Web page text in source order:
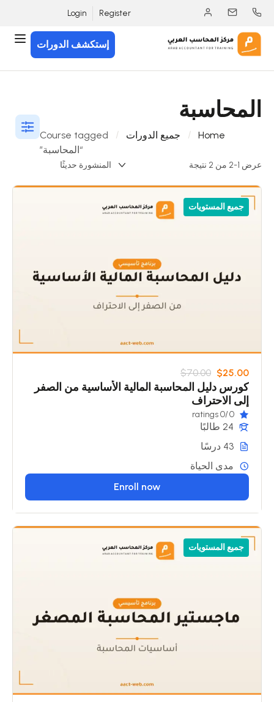
Register
Login
إستكشف الدورات
المحاسبة
Home جميع الدورات
Course tagged
“المحاسبة”
عرض 1-2 من 2 نتيجة
جميع المستويات
$70.00 $25.00
كورس دليل المحاسبة المالية الأساسية من الصفر
إلى الاحتراف
0
/0 ratings
24 طالبًا
43 درسًا
مدى الحياة
Enroll now
جميع المستويات